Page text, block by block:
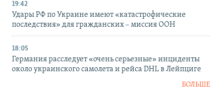
19:42
Удары РФ по Украине имеют «катастрофические
последствия» для гражданских – миссия ООН
18:05
Германия расследует «очень серьезные» инциденты
около украинского самолета и рейса DHL в Лейпциге
БОЛЬШЕ